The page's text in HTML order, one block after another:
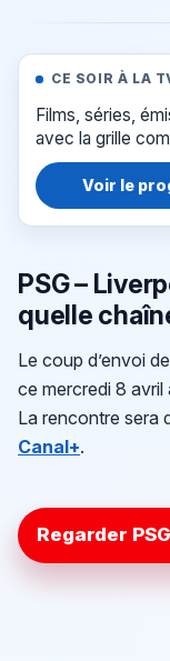
CE SOIR À LA
Films, séries,
avec la grille
Voir le
PSG –
quelle
Le coup d’envoi
ce mercredi 8 avril
La rencontre sera
Canal+.
Regarder